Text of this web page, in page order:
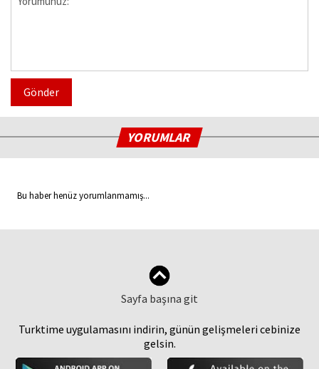
Gönder
YORUMLAR
Bu haber henüz yorumlanmamış...
Sayfa başına git
Turktime uygulamasını indirin, günün gelişmeleri cebinize
gelsin.